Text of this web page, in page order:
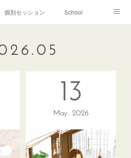
個別セッション School
. 05
13
May 2026